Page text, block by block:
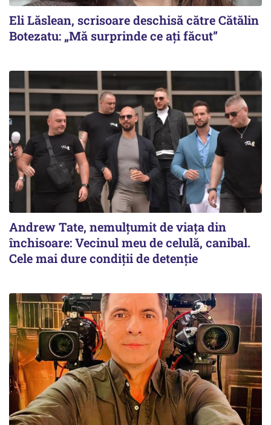
Eli Lăslean, scrisoare deschisă către Cătălin
Botezatu: „Mă surprinde ce ați făcut”
Andrew Tate, nemulțumit de viața din
închisoare: Vecinul meu de celulă, canibal.
Cele mai dure condiții de detenție